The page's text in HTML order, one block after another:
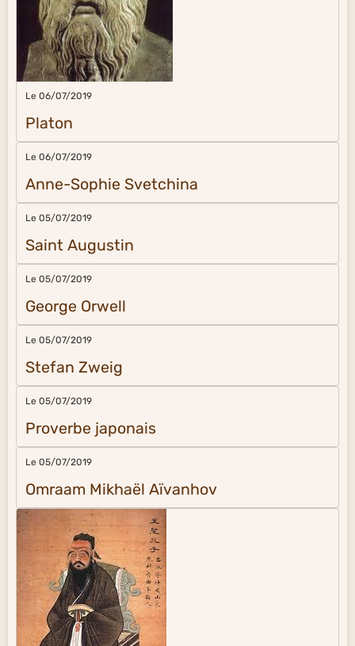
Le 06/07/2019
Platon
Le 06/07/2019
Anne-Sophie Svetchina
Le 05/07/2019
Saint Augustin
Le 05/07/2019
George Orwell
Le 05/07/2019
Stefan Zweig
Le 05/07/2019
Proverbe japonais
Le 05/07/2019
Omraam Mikhaël Aïvanhov